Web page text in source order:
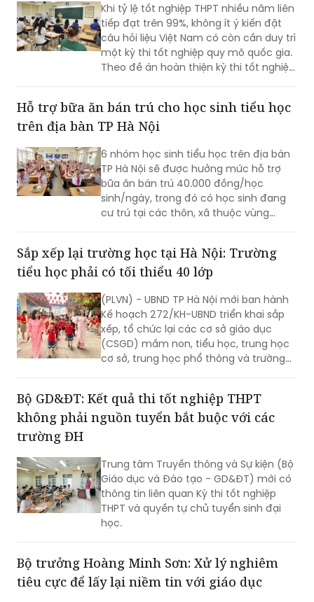
Khi tỷ lệ tốt nghiệp THPT nhiều năm liên
tiếp đạt trên 99%, không ít ý kiến đặt
câu hỏi liệu Việt Nam có còn cần duy trì
một kỳ thi tốt nghiệp quy mô quốc gia.
Theo đề án hoàn thiện kỳ thi tốt nghiệp
ánh đầy đủ vai trò của kỳ thi.
Hỗ trợ bữa ăn bán trú cho học sinh tiểu học
trên địa bàn TP Hà Nội
6 nhóm học sinh tiểu học trên địa bàn
TP Hà Nội sẽ được hưởng mức hỗ trợ
bữa ăn bán trú 40.000 đồng/học
sinh/ngày, trong đó có học sinh đang
cư trú tại các thôn, xã thuộc vùng
quyền phê duyệt tại thời điểm xác định
đối tượng thụ hưởng chính sách; học
địa giới hành chính tại thời điểm Nghị
quyết số 84/2026/NQ-HĐND có hiệu
lực thi hành.
Sắp xếp lại trường học tại Hà Nội: Trường
tiểu học phải có tối thiểu 40 lớp
(PLVN) - UBND TP Hà Nội mới ban hành
Kế hoạch 272/KH-UBND triển khai sắp
xếp, tổ chức lại các cơ sở giáo dục
(CSGD) mầm non, tiểu học, trung học
cơ sở, trung học phổ thông và trường
Bộ GD&ĐT: Kết quả thi tốt nghiệp THPT
không phải nguồn tuyển bắt buộc với các
trường ĐH
Trung tâm Truyền thông và Sự kiện (Bộ
Giáo dục và Đào tạo - GD&ĐT) mới có
thông tin liên quan Kỳ thi tốt nghiệp
THPT và quyền tự chủ tuyển sinh đại
học.
Bộ trưởng Hoàng Minh Sơn: Xử lý nghiêm
tiêu cực để lấy lại niềm tin với giáo dục